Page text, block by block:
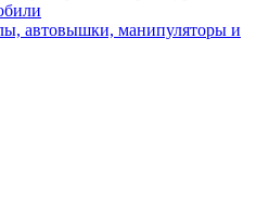
автовышки, манипуляторы и